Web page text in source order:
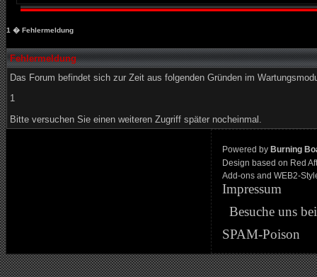
1 � Fehlermeldung
Fehlermeldung
Das Forum befindet sich zur Zeit aus folgenden Gründen im
1
Bitte versuchen Sie einen weiteren Zugriff später nocheinmal.
Powered by Burning
Design based on Red
Add-ons and WEB2-
Impressum
Besuche uns
SPAM-Poison